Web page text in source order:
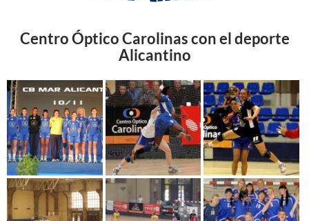
Centro Óptico Carolinas con el deporte
Alicantino